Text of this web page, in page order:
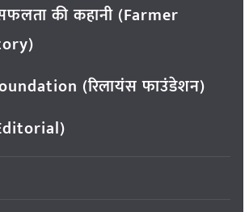
की कहानी (Farmer
(रिलायंस फाउंडेशन)